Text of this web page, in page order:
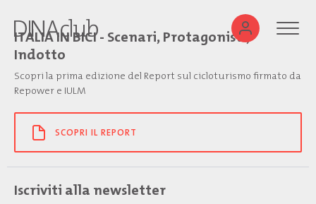
ITALIA IN BICI - Scenari, Protagonisti,
Indotto
Scopri la prima edizione del Report sul cicloturismo firmato da
Repower e IULM
SCOPRI IL REPORT
Iscriviti alla newsletter